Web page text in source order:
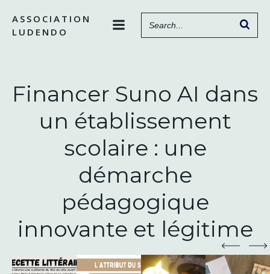
contenu
ASSOCIATION
LUDENDO
Financer Suno AI dans
un établissement
scolaire : une
démarche
pédagogique
innovante et légitime